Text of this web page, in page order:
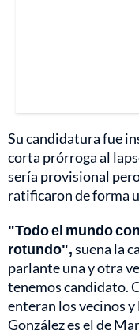
Su candidatura fue
corta prórroga al
sería provisional
ratificaron de forma
"Todo el mundo
rotundo",suena la
parlante una y otra
tenemos candidato.
enteran los vecinos
González es el de